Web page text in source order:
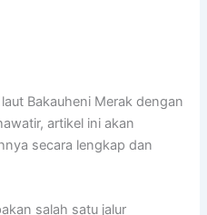
Bakauheni Merak dengan
artikel ini akan
secara lengkap dan
salah satu jalur